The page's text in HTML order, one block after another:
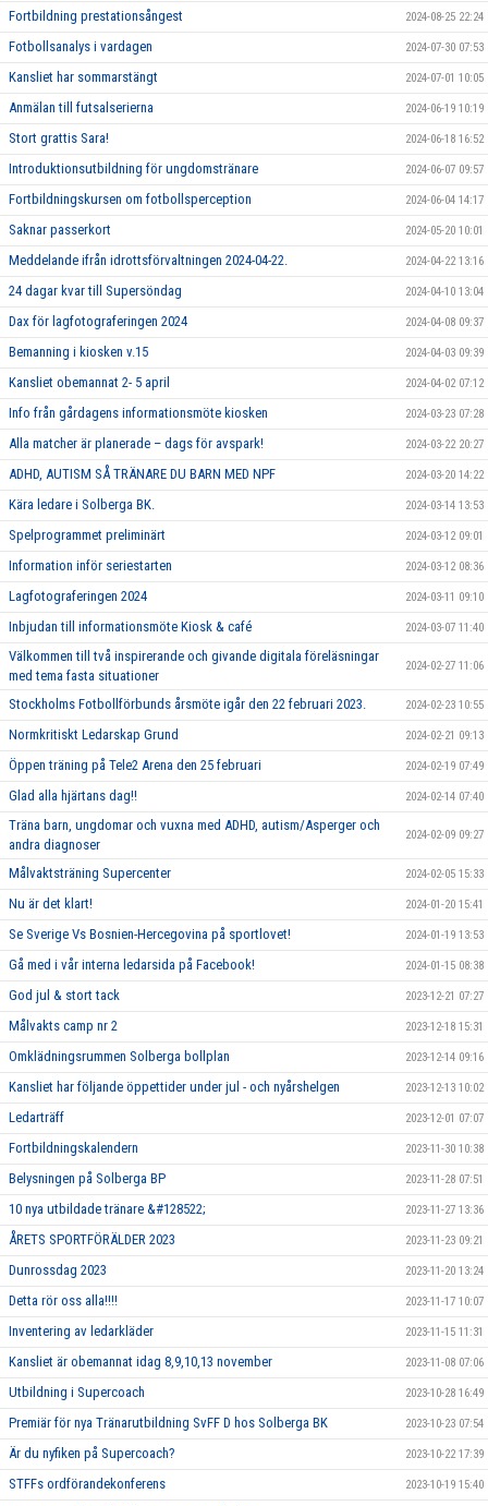
Fortbildning prestationsångest 2024-08-25 22:24
Fotbollsanalys i vardagen 2024-07-30 07:53
Kansliet har sommarstängt 2024-07-01 10:05
Anmälan till futsalserierna 2024-06-19 10:19
Stort grattis Sara! 2024-06-18 16:52
Introduktionsutbildning för ungdomstränare 2024-06-07 09:57
Fortbildningskursen om fotbollsperception 2024-06-04 14:17
Saknar passerkort 2024-05-20 10:01
Meddelande ifrån idrottsförvaltningen 2024-04-22. 2024-04-22 13:16
24 dagar kvar till Supersöndag 2024-04-10 13:04
Dax för lagfotograferingen 2024 2024-04-08 09:37
Bemanning i kiosken v.15 2024-04-03 09:39
Kansliet obemannat 2- 5 april 2024-04-02 07:12
Info från gårdagens informationsmöte kiosken 2024-03-23 07:28
Alla matcher är planerade – dags för avspark! 2024-03-22 20:27
ADHD, AUTISM SÅ TRÄNARE DU BARN MED NPF 2024-03-20 14:22
Kära ledare i Solberga BK. 2024-03-14 13:53
Spelprogrammet preliminärt 2024-03-12 09:01
Information inför seriestarten 2024-03-12 08:36
Lagfotograferingen 2024 2024-03-11 09:10
Inbjudan till informationsmöte Kiosk & café 2024-03-07 11:40
Välkommen till två inspirerande och givande digitala föreläsningar
med tema fasta situationer
2024-02-27 11:06
Stockholms Fotbollförbunds årsmöte igår den 22 februari 2023. 2024-02-23 10:55
Normkritiskt Ledarskap Grund 2024-02-21 09:13
Öppen träning på Tele2 Arena den 25 februari 2024-02-19 07:49
Glad alla hjärtans dag!! 2024-02-14 07:40
Träna barn, ungdomar och vuxna med ADHD, autism/Asperger och
andra diagnoser
2024-02-09 09:27
Målvaktsträning Supercenter 2024-02-05 15:33
Nu är det klart! 2024-01-20 15:41
Se Sverige Vs Bosnien-Hercegovina på sportlovet! 2024-01-19 13:53
Gå med i vår interna ledarsida på Facebook! 2024-01-15 08:38
God jul & stort tack 2023-12-21 07:27
Målvakts camp nr 2 2023-12-18 15:31
Omklädningsrummen Solberga bollplan 2023-12-14 09:16
Kansliet har följande öppettider under jul - och nyårshelgen 2023-12-13 10:02
Ledarträff 2023-12-01 07:07
Fortbildningskalendern 2023-11-30 10:38
Belysningen på Solberga BP 2023-11-28 07:51
10 nya utbildade tränare &#128522; 2023-11-27 13:36
ÅRETS SPORTFÖRÄLDER 2023 2023-11-23 09:21
Dunrossdag 2023 2023-11-20 13:24
Detta rör oss alla!!!! 2023-11-17 10:07
Inventering av ledarkläder 2023-11-15 11:31
Kansliet är obemannat idag 8,9,10,13 november 2023-11-08 07:06
Utbildning i Supercoach 2023-10-28 16:49
Premiär för nya Tränarutbildning SvFF D hos Solberga BK 2023-10-23 07:54
Är du nyfiken på Supercoach? 2023-10-22 17:39
STFFs ordförandekonferens 2023-10-19 15:40